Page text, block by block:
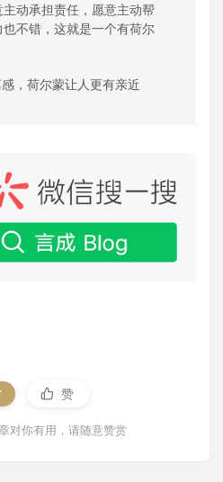
动承担责任，愿意主动帮
也不错，这就是一个有荷尔
，荷尔蒙让人更有亲近
赞
对你有用，请随意赞赏